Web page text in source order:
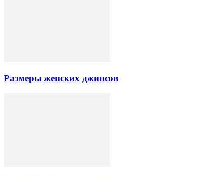
Размеры женских джинсов